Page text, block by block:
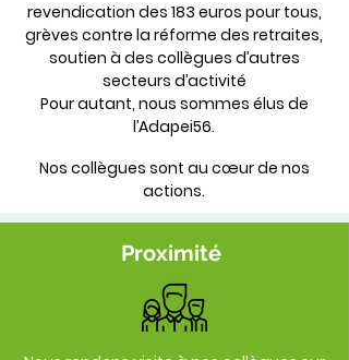
revendication des 183 euros pour tous,
grèves contre la réforme des retraites,
soutien à des collègues d’autres
secteurs d’activité
Pour autant, nous sommes élus de
l’Adapei56.
Nos collègues sont au cœurde nos
actions.
Proximité